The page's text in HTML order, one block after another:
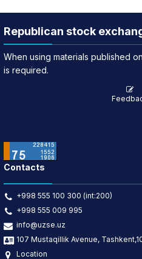
Republican stock
When using materials published
is required.
Contacts
+998 555 100 300 (int:200)
+998 555 009 995
info@uzse.uz
107 Mustaqillik Avenue,
Location